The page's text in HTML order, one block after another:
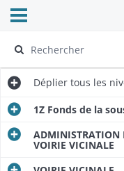
Ouvrir le menu déroulant
Déplier tous les
1Z Fonds de la
ADMINISTRATION
VOIRIE VICINALE